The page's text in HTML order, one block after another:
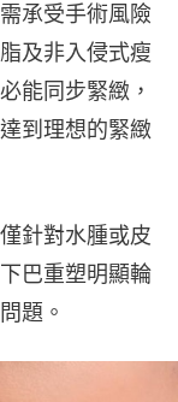
承受手術風險
及非入侵式瘦
能同步緊緻，
到理想的緊緻
針對水腫或皮
巴重塑明顯輪
題。